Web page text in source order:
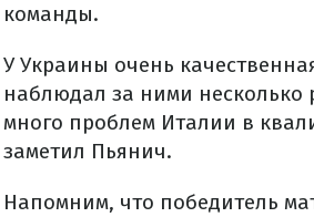
команды.
У Украины очень
наблюдал за ними несколько
много проблем Италии в
заметил Пьянич.
Напомним, что победитель